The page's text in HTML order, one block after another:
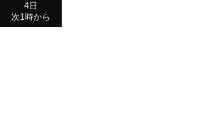
4日
次1時から